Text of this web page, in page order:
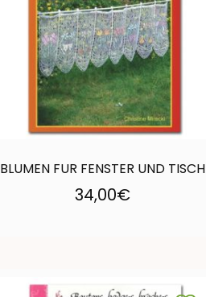
BLUMEN FUR FENSTER UND TISCH
34,00€